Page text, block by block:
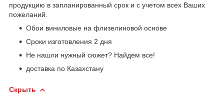
продукцию в запланированный срок и с учетом всех Ваших
пожеланий.
Обои виниловые на флизелиновой основе
Сроки изготовления 2 дня
Не нашли нужный сюжет? Найдем все!
доставка по Казахстану
Скрыть